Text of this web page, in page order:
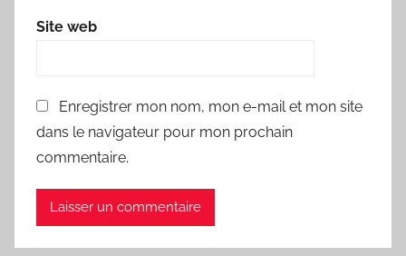
Site web
Enregistrer mon nom, mon e-mail et mon site
dans le navigateur pour mon prochain
commentaire.